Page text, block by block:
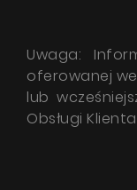
Uwaga:
oferowanej
lub
Obsługi